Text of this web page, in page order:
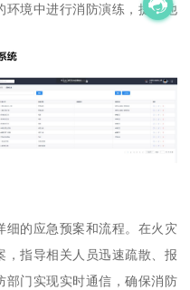
环境中进行消防演练，提高他
细的应急预案和流程。在火灾
，指导相关人员迅速疏散、报
部门实现实时通信，确保消防